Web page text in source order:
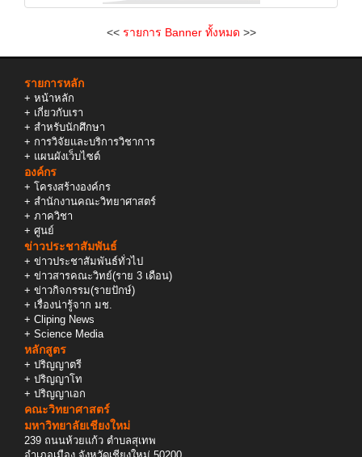
<< รายการ Banner ทั้งหมด >>
รายการหลัก
+ หน้าหลัก
+ เกี่ยวกับเรา
+ สำหรับนักศึกษา
+ การวิจัยและบริการวิชาการ
+ แผนผังเว็บไซต์
องค์กร
+ โครงสร้างองค์กร
+ สำนักงานคณะวิทยาศาสตร์
+ ภาควิชา
+ ศูนย์
ข่าวประชาสัมพันธ์
+ ข่าวประชาสัมพันธ์ทั่วไป
+ ข่าวสารคณะวิทย์(ราย 3 เดือน)
+ ข่าวกิจกรรม(รายปักษ์)
+ เรื่องน่ารู้จาก มช.
+ Cliping News
+ Science Media
หลักสูตร
+ ปริญญาตรี
+ ปริญญาโท
+ ปริญญาเอก
คณะวิทยาศาสตร์
มหาวิทยาลัยเชียงใหม่
239 ถนนห้วยแก้ว ตำบลสุเทพ